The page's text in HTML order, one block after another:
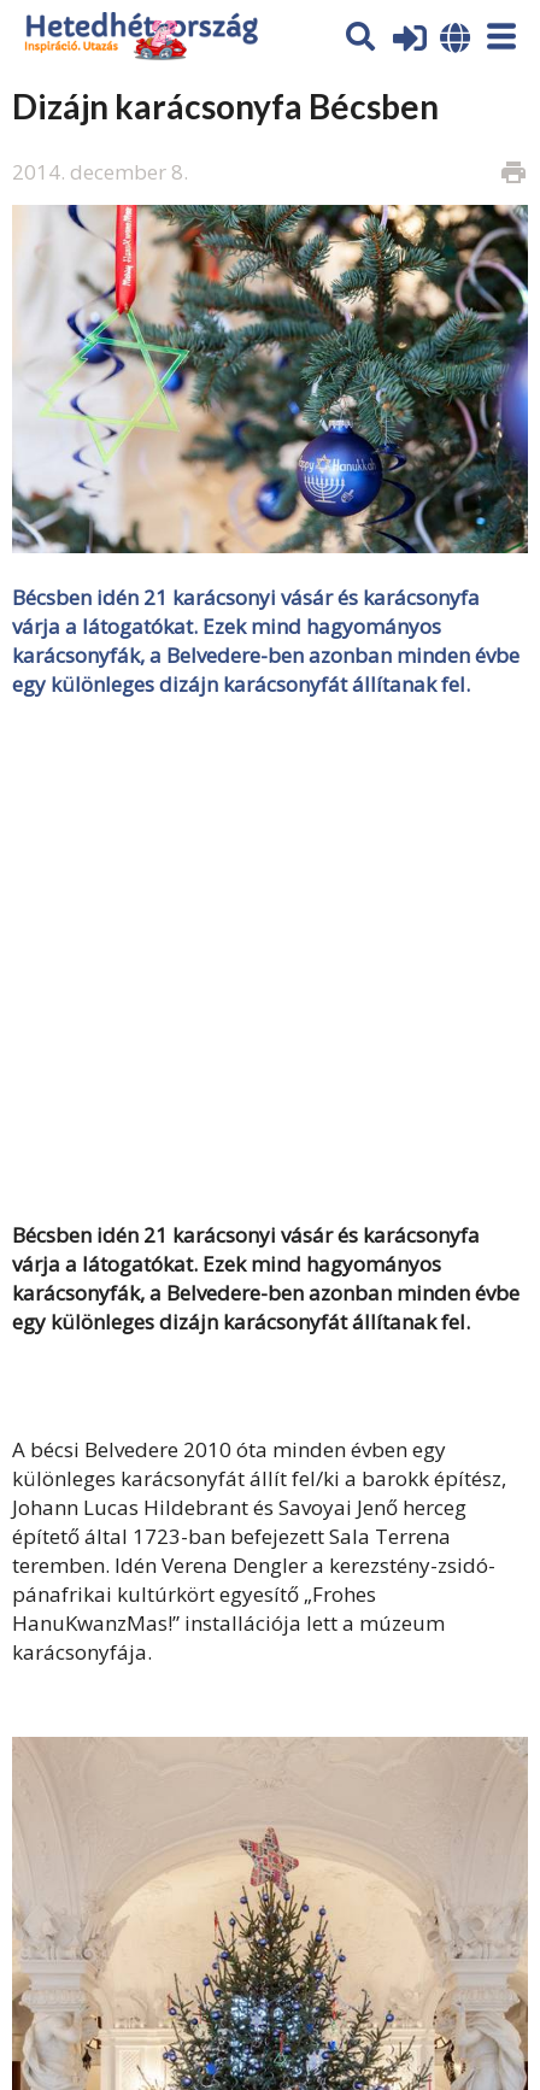
Dizájn karácsonyfa Bécsben
2014. december 8. print
Bécsben idén 21 karácsonyi vásár és karácsonyfa
várja a látogatókat. Ezek mind hagyományos
karácsonyfák, a Belvedere-ben azonban minden évbe
egy különleges dizájn karácsonyfát állítanak fel.
Bécsben idén 21 karácsonyi vásár és karácsonyfa
várja a látogatókat. Ezek mind hagyományos
karácsonyfák, a Belvedere-ben azonban minden évbe
egy különleges dizájn karácsonyfát állítanak fel.
A bécsi Belvedere 2010 óta minden évben egy
különleges karácsonyfát állít fel/ki a barokk építész,
Johann Lucas Hildebrant és Savoyai Jenő herceg
építető által 1723-ban befejezett Sala Terrena
teremben. Idén Verena Dengler a kerezstény-zsidó-
pánafrikai kultúrkört egyesítő „Frohes
HanuKwanzMas!” installációja lett a múzeum
karácsonyfája.